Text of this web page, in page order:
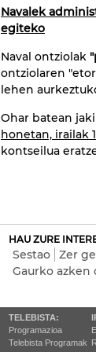
Navalek
egiteko
Naval ontziolak
ontziolaren
lehen
Ohar batean
honetan, irailak
kontseilua
HAU ZURE
Sestao Zer
Gaurko azken
TELEBISTA:
Programazioa
Telebista Programak